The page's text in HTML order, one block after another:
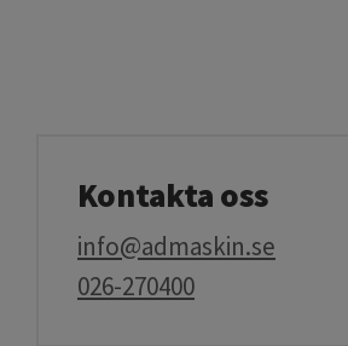
Kontakta oss
info@admaskin.se
026-270400